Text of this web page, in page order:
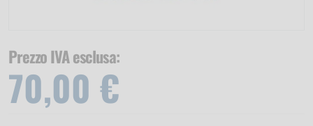
Prezzo IVA esclusa:
70,00 €